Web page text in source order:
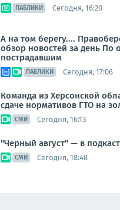
ПАБЛИКИ Сегодня, 16:20
А на том берегу....
обзор новостей за день По
пострадавшим
ПАБЛИКИ Сегодня, 17:06
Команда из Херсонской
сдаче нормативов ГТО на
СМИ Сегодня, 16:13
"Черный август" — в
СМИ Сегодня, 18:48